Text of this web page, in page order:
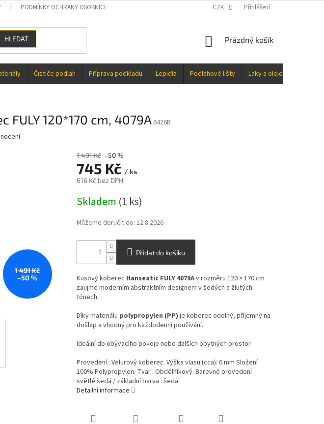
PODMÍNKY OCHRANY OSOBNÍCH ÚDAJŮ CZK Přihlášení
HLEDAT
NÁKUPNÍ
Prázdný košík
Čističe podlah Příprava podkladu Lepidla Podlahové lišty Laky a oleje
FULY 120*170 cm, 4079A 6426B
1 491 Kč
–50 %
1 491 Kč –50 %
745 Kč / ks
616 Kč bez DPH
cena:
Skladem (1 ks)
Můžeme doručit do: 12.8.2026
Přidat do košíku
Kusový koberec Hanseatic FULY 4079Av rozměru 120 × 170 cm
zaujme moderním abstraktním designem v šedých a žlutých
tónech.
Díky materiálu polypropylen (PP) je koberec odolný, příjemný na
došlap a vhodný pro každodenní používání.
Ideální do obývacího pokoje nebo dalších obytných prostor.
Provedení : Velurový koberec. Výška vlasu (cca): 6 mm Složení :
100% Polypropylen. Tvar : Obdélníkový. Barevné provedení :
světlé šedá / základní barva : šedá.
Detailní informace